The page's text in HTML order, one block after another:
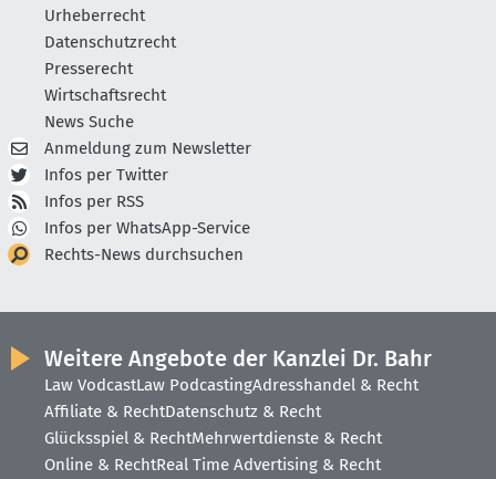
Urheberrecht
Datenschutzrecht
Presserecht
Wirtschaftsrecht
News Suche
Anmeldung zum Newsletter
Infos per Twitter
Infos per RSS
Infos per WhatsApp-Service
Rechts-News durchsuchen
Weitere Angebote der Kanzlei Dr. Bahr
Law VodcastLaw PodcastingAdresshandel & Recht
Affiliate & RechtDatenschutz & Recht
Glücksspiel & RechtMehrwertdienste & Recht
Online & RechtReal Time Advertising & Recht